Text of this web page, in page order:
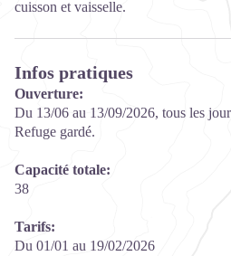
cuisson et vaisselle.
Infos pratiques
Ouverture:
Du 13/06 au 13/09/2026, tous les
Refuge gardé.
Capacité totale:
38
Tarifs:
Du 01/01 au 19/02/2026